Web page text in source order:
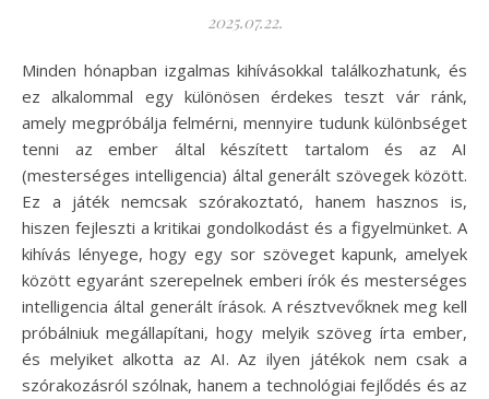
2025.07.22.
Minden hónapban izgalmas kihívásokkal találkozhatunk, és
ez alkalommal egy különösen érdekes teszt vár ránk,
amely megpróbálja felmérni, mennyire tudunk különbséget
tenni az ember által készített tartalom és az AI
(mesterséges intelligencia) által generált szövegek között.
Ez a játék nemcsak szórakoztató, hanem hasznos is,
hiszen fejleszti a kritikai gondolkodást és a figyelmünket. A
kihívás lényege, hogy egy sor szöveget kapunk, amelyek
között egyaránt szerepelnek emberi írók és mesterséges
intelligencia által generált írások. A résztvevőknek meg kell
próbálniuk megállapítani, hogy melyik szöveg írta ember,
és melyiket alkotta az AI. Az ilyen játékok nem csak a
szórakozásról szólnak, hanem a technológiai fejlődés és az